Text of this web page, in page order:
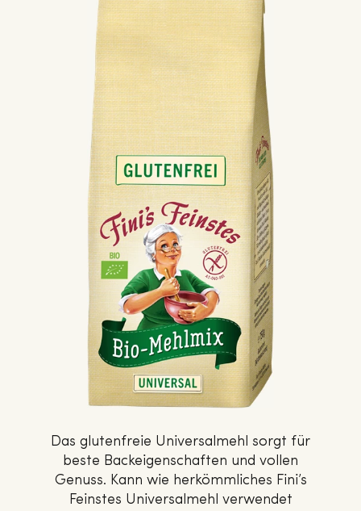
Das glutenfreie Universalmehl sorgt für
beste Backeigenschaften und vollen
Genuss. Kann wie herkömmliches Fini’s
Feinstes Universalmehl verwendet